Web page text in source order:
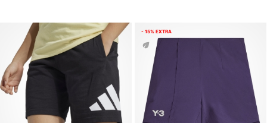
- 15% EXTRA